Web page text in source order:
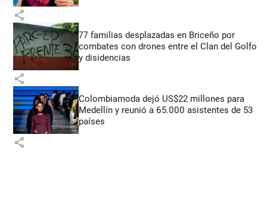
share
77 familias desplazadas en Briceño por
combates con drones entre el Clan del Golfo
y disidencias
share
Colombiamoda dejó US$22 millones para
Medellín y reunió a 65.000 asistentes de 53
países
share